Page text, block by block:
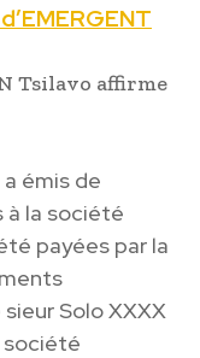
d’EMERGENT
Tsilavo affirme
émis de
la société
payées par la
Solo XXXX
société